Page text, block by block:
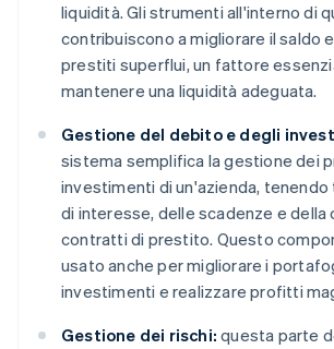
liquidità. Gli strumenti all'interno di
contribuiscono a migliorare il saldo
prestiti superflui, un fattore
mantenere una liquidità adeguata.
Gestione del debito e degli
sistema semplifica la gestione dei
investimenti di un'azienda, tenendo
di interesse, delle scadenze e della
contratti di prestito. Questo
usato anche per migliorare i
investimenti e realizzare profitti
Gestione dei rischi: questa parte